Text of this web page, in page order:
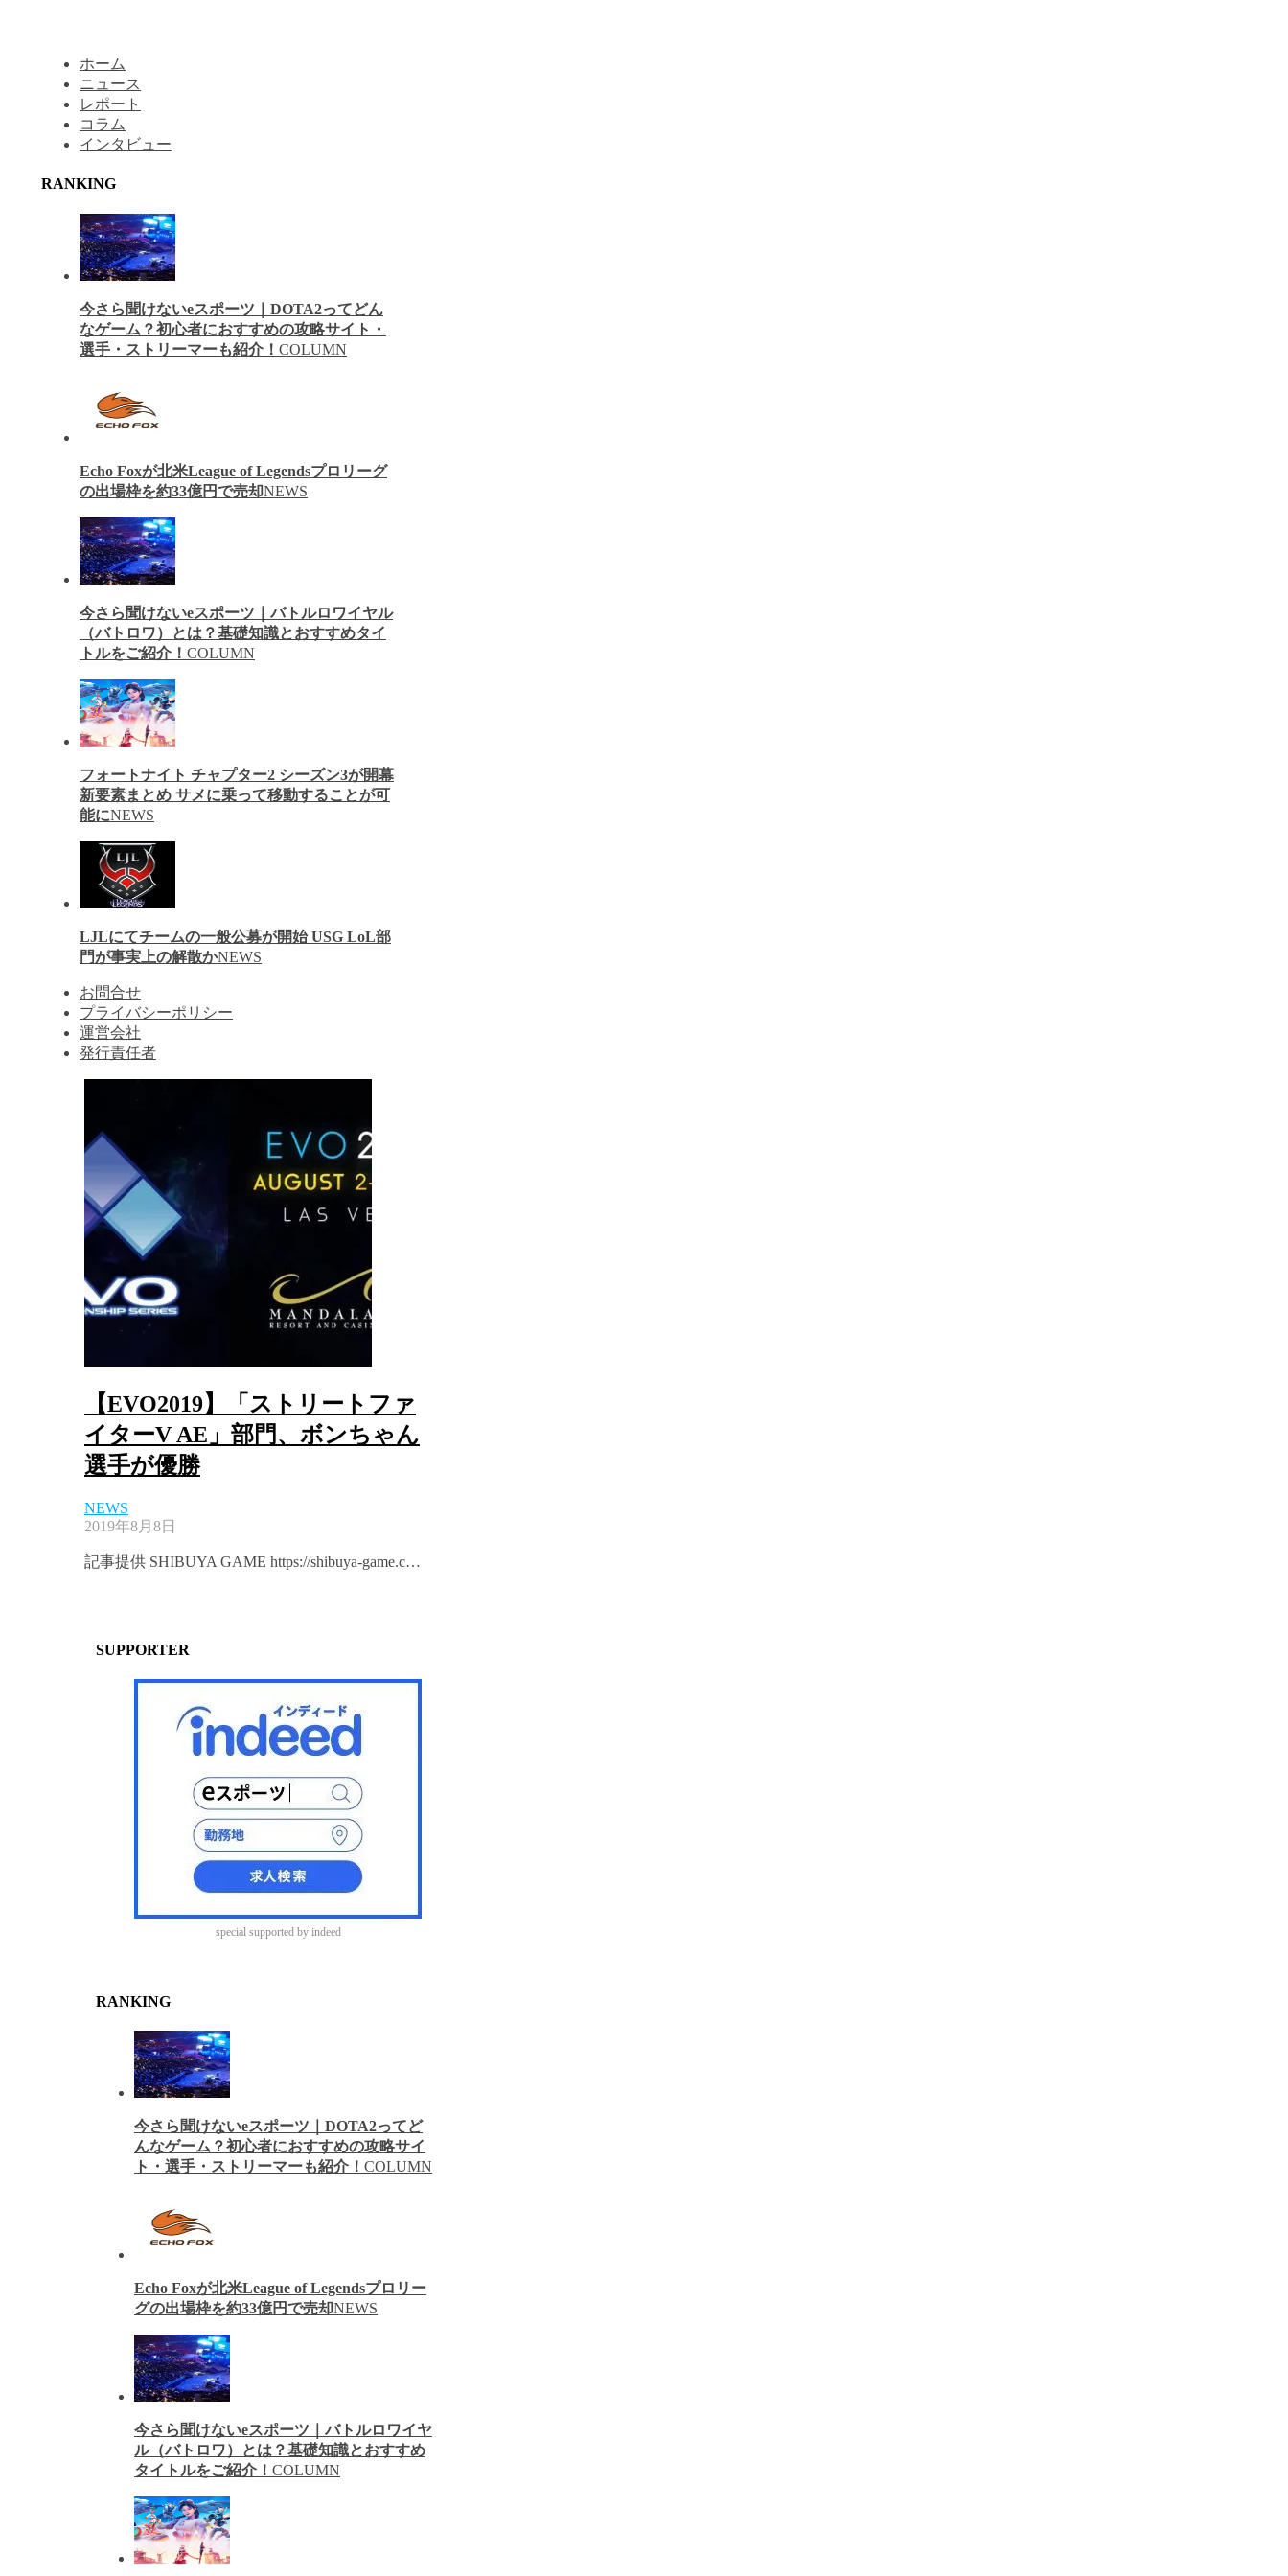
ホーム
ニュース
レポート
コラム
インタビュー
RANKING
今さら聞けないeスポーツ｜DOTA2ってどん
なゲーム？初心者におすすめの攻略サイト・
選手・ストリーマーも紹介！ COLUMN
Echo Foxが北米League of Legendsプロリーグ
の出場枠を約33億円で売却NEWS
今さら聞けないeスポーツ｜バトルロワイヤル
（バトロワ）とは？基礎知識とおすすめタイ
トルをご紹介！ COLUMN
フォートナイト チャプター2 シーズン3が開幕
新要素まとめ サメに乗って移動することが可
能にNEWS
LJLにてチームの一般公募が開始 USG LoL部
門が事実上の解散かNEWS
お問合せ
プライバシーポリシー
運営会社
発行責任者
【EVO2019】「ストリートファ
イターV AE」部門、ボンちゃん
選手が優勝
NEWS
2019年8月8日
記事提供 SHIBUYA GAME https://shibuya-game.c…
SUPPORTER
special supported by indeed
RANKING
今さら聞けないeスポーツ｜DOTA2ってど
んなゲーム？初心者におすすめの攻略サイ
ト・選手・ストリーマーも紹介！ COLUMN
Echo Foxが北米League of Legendsプロリー
グの出場枠を約33億円で売却NEWS
今さら聞けないeスポーツ｜バトルロワイヤ
ル（バトロワ）とは？基礎知識とおすすめ
タイトルをご紹介！ COLUMN